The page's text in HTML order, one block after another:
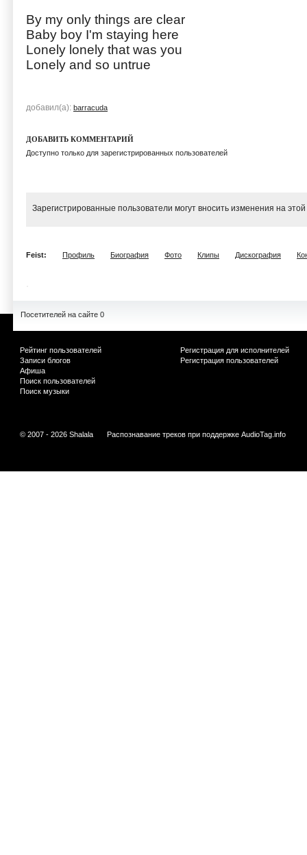
By my only things are clear
Baby boy I'm staying here
Lonely lonely that was you
Lonely and so untrue
добавил(а): barracuda
ДОБАВИТЬ КОММЕНТАРИЙ
Доступно только для зарегистрированных пользователей
Зарегистрированные пользователи могут вносить изменения на
Feist: Профиль Биография Фото Клипы Дискография
Посетителей на сайте 0
Рейтинг пользователей
Записи блогов
Афиша
Поиск пользователей
Поиск музыки
Регистрация для исполнителей
Регистрация пользователей
© 2007 - 2026 Shalala Распознавание треков при поддержке AudioTag.info